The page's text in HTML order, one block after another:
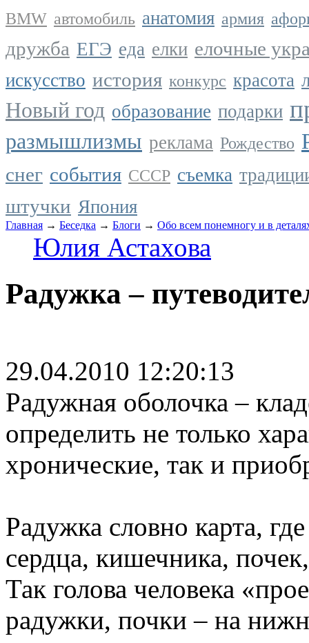
BMW автомобиль анатомия армия
дружба ЕГЭ еда елки елочные
искусство история конкурс красота
Новый год образование подарки
размышлизмы реклама Рождество
снег события СССР съемка
штучки Япония
Главная → Беседка → Блоги → Обо всем понемногу и в
Юлия Астахова
Радужка –
29.04.2010 12:20:13
Радужная оболочка –
определить не только
хронические, так и
Радужка словно карта,
сердца, кишечника,
Так голова человека
радужки, почки – на